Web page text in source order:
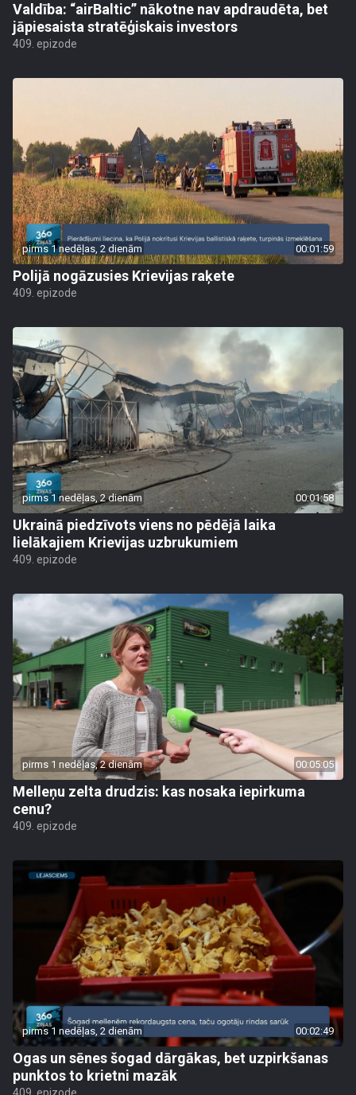
Valdība: “airBaltic” nākotne nav apdraudēta, bet
jāpiesaista stratēģiskais investors
409. epizode
pirms 1 nedēļas, 2 dienām 00:01:59
Polijā nogāzusies Krievijas raķete
409. epizode
pirms 1 nedēļas, 2 dienām 00:01:58
Ukrainā piedzīvots viens no pēdējā laika
lielākajiem Krievijas uzbrukumiem
409. epizode
pirms 1 nedēļas, 2 dienām 00:05:05
Melleņu zelta drudzis: kas nosaka iepirkuma
cenu?
409. epizode
pirms 1 nedēļas, 2 dienām 00:02:49
Ogas un sēnes šogad dārgākas, bet uzpirkšanas
punktos to krietni mazāk